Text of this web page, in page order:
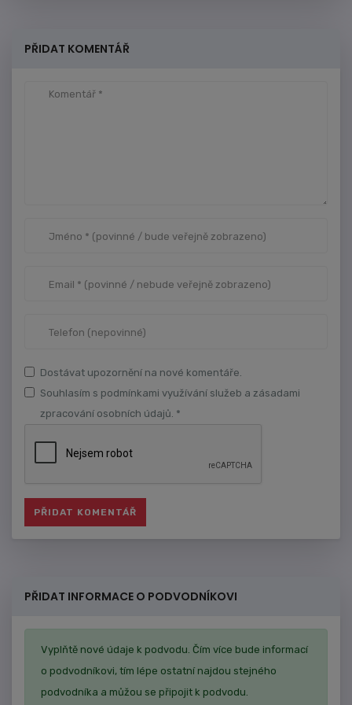
PŘIDAT KOMENTÁŘ
Dostávat upozornění na nové komentáře.
Souhlasím s podmínkami využívání služeb a zásadami
zpracování osobních údajů. *
PŘIDAT INFORMACE O PODVODNÍKOVI
Vyplňtě nové údaje k podvodu. Čím více bude informací
o podvodníkovi, tím lépe ostatní najdou stejného
podvodníka a můžou se připojit k podvodu.